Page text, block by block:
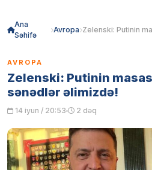
Ana
Səhifə
Avropa
AVROPA
Zelenski: Putinin
sənədlər əlimizdə!
14 iyun / 20:53 2 dəq